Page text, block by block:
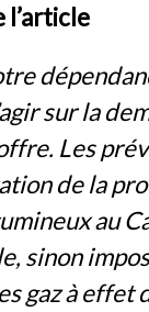
l’article
sur la
Les
de la
au
sinon
gaz à effet